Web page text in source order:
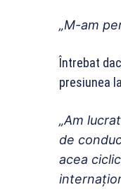
„M-am
Întrebat
presiunea
„Am
de
acea